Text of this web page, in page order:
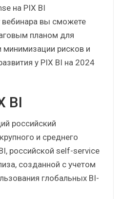
вебинара вы сможете
планом для
рисков и
у PIX BI на 2024
BI
российский
и среднего
российской self-service
созданной с учетом​
глобальных BI-